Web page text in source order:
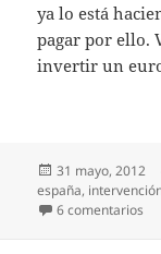
ya lo está
pagar por ello.
invertir un
Publicado
el
31 mayo, 2012
españa,
6 comentarios